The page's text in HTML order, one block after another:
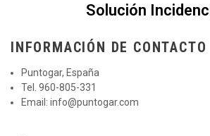
Solución
INFORMACIÓN DE CONTACTO
Puntogar, España
Tel. 960-805-331
Email: info@puntogar.com